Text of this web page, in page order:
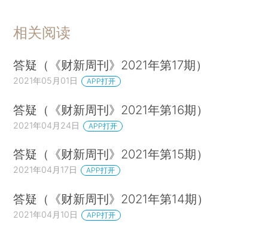
相关阅读
答疑（《财新周刊》2021年第17期）
2021年05月01日 APP打开
答疑（《财新周刊》2021年第16期）
2021年04月24日 APP打开
答疑（《财新周刊》2021年第15期）
2021年04月17日 APP打开
答疑（《财新周刊》2021年第14期）
2021年04月10日 APP打开